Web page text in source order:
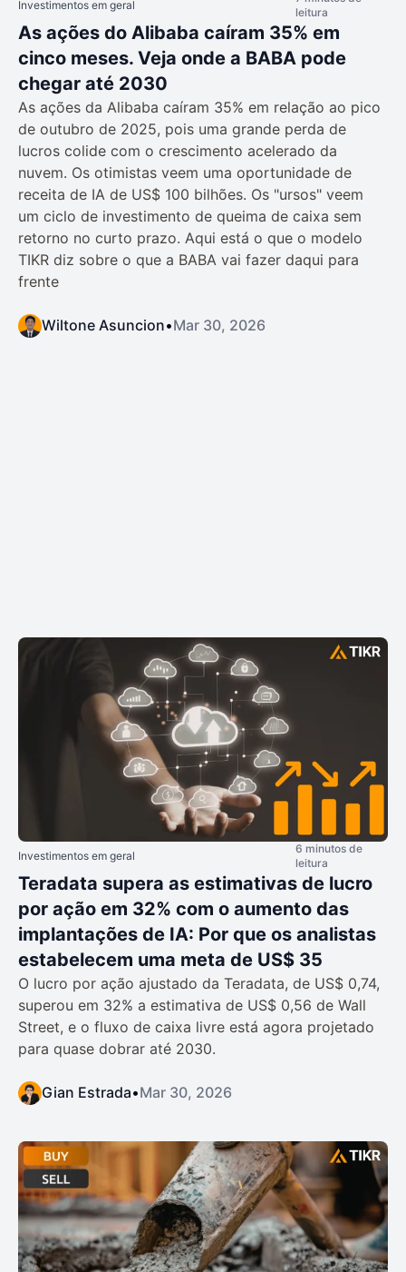
Investimentos em geral
leitura
As ações do Alibaba caíram 35% em
cinco meses. Veja onde a BABA pode
chegar até 2030
As ações da Alibaba caíram 35% em relação ao pico
de outubro de 2025, pois uma grande perda de
lucros colide com o crescimento acelerado da
nuvem. Os otimistas veem uma oportunidade de
receita de IA de US$ 100 bilhões. Os "ursos" veem
um ciclo de investimento de queima de caixa sem
retorno no curto prazo. Aqui está o que o modelo
TIKR diz sobre o que a BABA vai fazer daqui para
frente
Wiltone Asuncion•Mar 30, 2026
Investimentos em geral
6 minutos de
leitura
Teradata supera as estimativas de lucro
por ação em 32% com o aumento das
implantações de IA: Por que os analistas
estabelecem uma meta de US$ 35
O lucro por ação ajustado da Teradata, de US$ 0,74,
superou em 32% a estimativa de US$ 0,56 de Wall
Street, e o fluxo de caixa livre está agora projetado
para quase dobrar até 2030.
Gian Estrada•Mar 30, 2026